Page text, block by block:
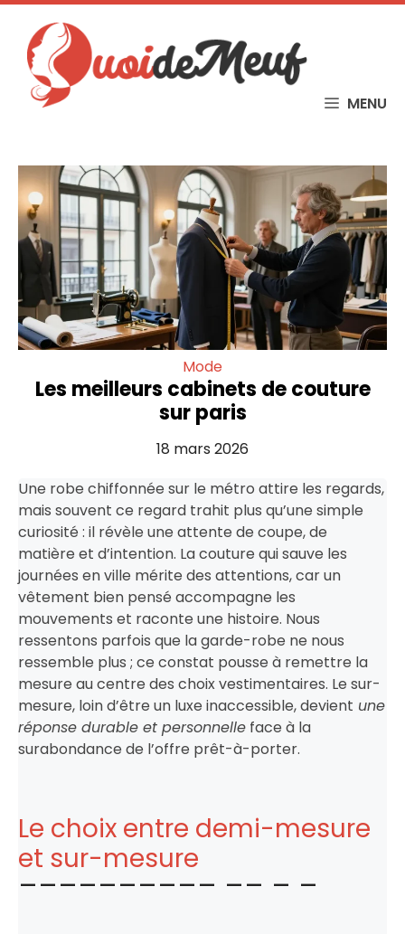
Skip
content
MENU
Mode
Les meilleurs cabinets de couture
sur paris
18 mars 2026
Une robe chiffonnée sur le métro attire les regards,
mais souvent ce regard trahit plus qu’une simple
curiosité : il révèle une attente de coupe, de
matière et d’intention. La couture qui sauve les
journées en ville mérite des attentions, car un
vêtement bien pensé accompagne les
mouvements et raconte une histoire. Nous
ressentons parfois que la garde-robe ne nous
ressemble plus ; ce constat pousse à remettre la
mesure au centre des choix vestimentaires. Le sur-
mesure, loin d’être un luxe inaccessible, devient une
réponse durable et personnelle face à la
surabondance de l’offre prêt-à-porter.
Le choix entre demi-mesure
et sur-mesure